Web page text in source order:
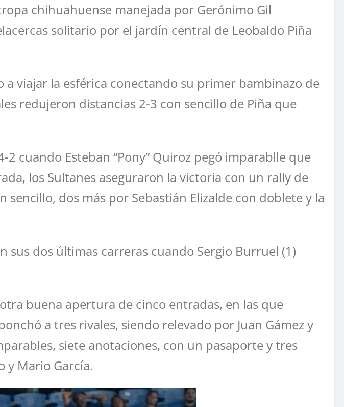
chihuahuense manejada por Gerónimo Gil
solitario por el jardín central de Leobaldo Piña
viajar la esférica conectando su primer bambinazo de
redujeron distancias 2-3 con sencillo de Piña que
cuando Esteban “Pony” Quiroz pegó imparablle que
los Sultanes aseguraron la victoria con un rally de
dos más por Sebastián Elizalde con doblete y la
sus dos últimas carreras cuando Sergio Burruel (1)
buena apertura de cinco entradas, en las que
a tres rivales, siendo relevado por Juan Gámez y
siete anotaciones, con un pasaporte y tres
y Mario García.